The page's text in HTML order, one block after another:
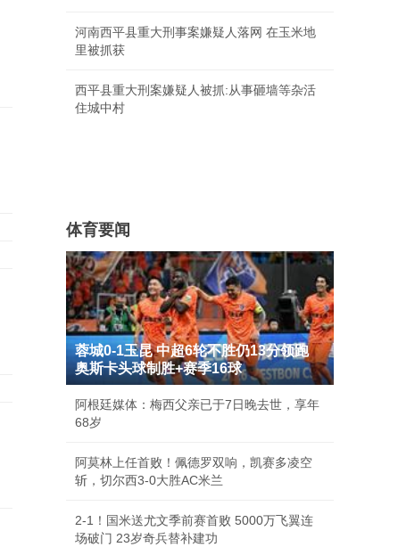
河南西平县重大刑事案嫌疑人落网 在玉米地
里被抓获
西平县重大刑案嫌疑人被抓:从事砸墙等杂活
住城中村
体育要闻
蓉城0-1玉昆 中超6轮不胜仍13分领跑
奥斯卡头球制胜+赛季16球
阿根廷媒体：梅西父亲已于7日晚去世，享年
68岁
阿莫林上任首败！佩德罗双响，凯赛多凌空
斩，切尔西3-0大胜AC米兰
2-1！国米送尤文季前赛首败 5000万飞翼连
场破门 23岁奇兵替补建功